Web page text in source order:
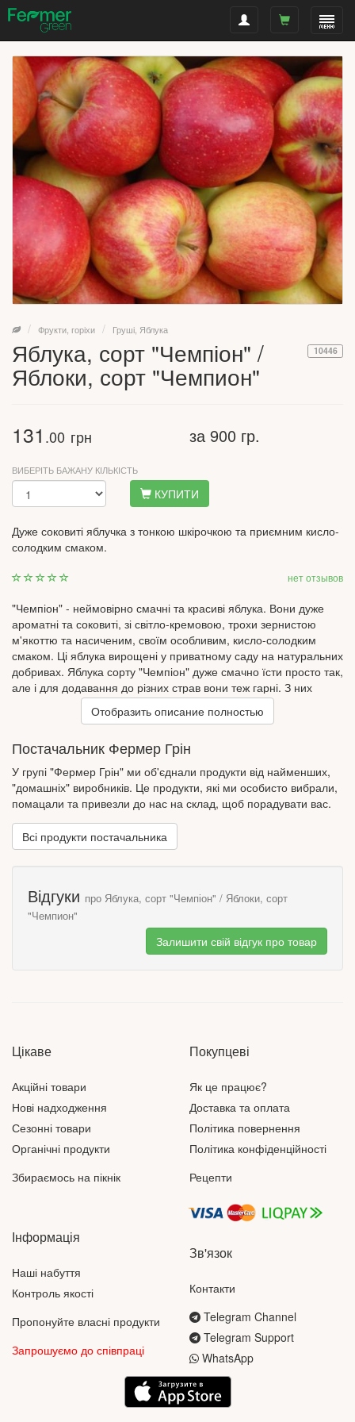
Фрукти, горіхи Груші, Яблука
10446
Яблука, сорт "Чемпіон" /
Яблоки, сорт "Чемпион"
131 .00 грн за 900 гр.
ВИБЕРІТЬ БАЖАНУ КІЛЬКІСТЬ
КУПИТИ
Дуже соковиті яблучка з тонкою шкірочкою та приємним кисло-
солодким смаком.
нет отзывов
"Чемпіон" - неймовірно смачні та красиві яблука. Вони дуже
ароматні та соковиті, зі світло-кремовою, трохи зернистою
м'якоттю та насиченим, своїм особливим, кисло-солодким
смаком. Ці яблука вирощені у приватному саду на натуральних
добривах. Яблука сорту "Чемпіон" дуже смачно їсти просто так,
але і для додавання до різних страв вони теж гарні. З них
можна зробити корисний сік, додати в домашні десерти -
шарлотку, джеми, оладки. Ще можна нарізати їх шматочками і
У яблуках містяться вітаміни З, В1, В2, Р, Е, і навіть
мікроелементи - марганець, калій і кальцій. Вони корисні для
профілактики онкологічних захворювань і покращують
зовнішній вигляд, продовжуючи молодість за рахунок пектинів,
що знаходяться в них. Корисно знати, що найкраще їсти
яблука неочищеними, тому що в їхній шкірці багато клітковини,
необхідної для гарного травлення.
Отобразить описание полностью
Постачальник Фермер Грін
У групі "Фермер Грін" ми об'єднали продукти від найменших,
"домашніх" виробників. Це продукти, які ми особисто вибрали,
помацали та привезли до нас на склад, щоб порадувати вас.
Всі продукти постачальника
Відгуки про Яблука, сорт "Чемпіон" / Яблоки, сорт
"Чемпион"
Залишити свій відгук про товар
Цікаве
Акційні товари
Нові надходження
Сезонні товари
Органічні продукти
Збираємось на пікнік
Покупцеві
Як це працює?
Доставка та оплата
Політика повернення
Політика конфіденційності
Рецепти
Інформація
Наші набуття
Контроль якості
Пропонуйте власні продукти
Запрошуємо до співпраці
Зв'язок
Контакти
Telegram Channel
Telegram Support
WhatsApp